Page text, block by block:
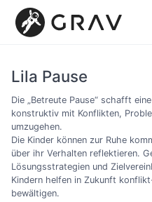
Lila Pause
Die „Betreute Pause“ schafft
konstruktiv mit Konflikten,
umzugehen.
Die Kinder können zur Ruhe
über ihr Verhalten reflektieren.
Lösungsstrategien und
Kindern helfen in Zukunft
bewältigen.